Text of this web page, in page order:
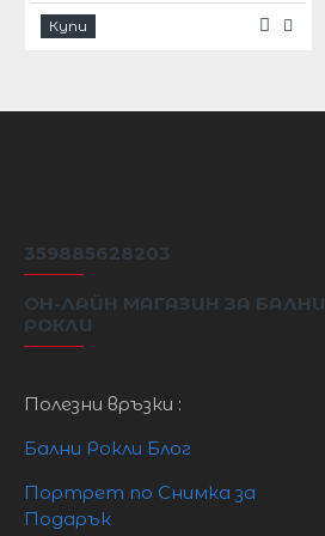
XL
3XL
Купи
359885628203
ОН-ЛАЙН МАГАЗИН ЗА БАЛНИ
РОКЛИ
Полезни връзки :
Бални Рокли Блог
Портрет по Снимка за
Подарък